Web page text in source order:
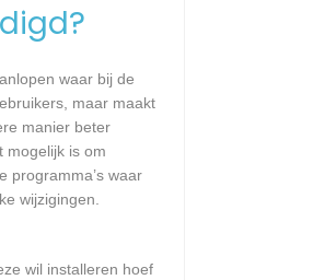
waar bij de
maar maakt
manier beter
mogelijk is om
programma’s waar
wijzigingen.
wil installeren hoef